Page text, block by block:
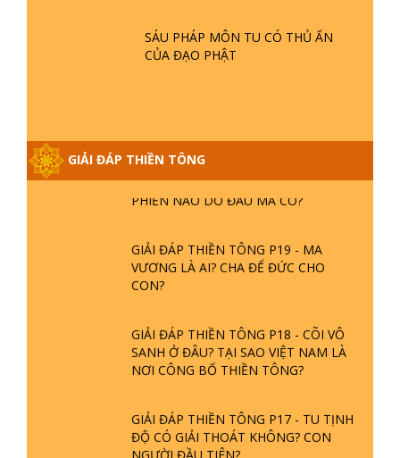
SÁU PHÁP MÔN TU CÓ THỦ ẤN
CỦA ĐẠO PHẬT
GIẢI ĐÁP THIỀN TÔNG
BƯỚC TRÊN HOA SEN ? | TTTD
GIẢI ĐÁP THIỀN TÔNG ĐẶC BIỆT
PHẦN 20 - BÁC NGUYỄN NHÂN LÀ AI?
PHIỀN NÃO DO ĐÂU MÀ CÓ?
GIẢI ĐÁP THIỀN TÔNG P19 - MA
VƯƠNG LÀ AI? CHA ĐỂ ĐỨC CHO
CON?
GIẢI ĐÁP THIỀN TÔNG P18 - CÕI VÔ
SANH Ở ĐÂU? TẠI SAO VIỆT NAM LÀ
NƠI CÔNG BỐ THIỀN TÔNG?
GIẢI ĐÁP THIỀN TÔNG P17 - TU TỊNH
ĐỘ CÓ GIẢI THOÁT KHÔNG? CON
NGƯỜI ĐẦU TIÊN?